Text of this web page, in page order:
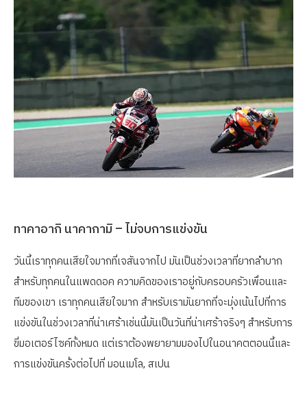
ทาคาอากิ นาคากามิ – ไม่จบการแข่งขัน
วันนี้เราทุกคนเสียใจมากที่เจสันจากไป มันเป็นช่วงเวลาที่ยากลำบาก
สำหรับทุกคนในแพดดอค ความคิดของเราอยู่กับครอบครัวเพื่อนและ
ทีมของเขา เราทุกคนเสียใจมาก สำหรับเรามันยากที่จะมุ่งเน้นไปที่การ
แข่งขันในช่วงเวลาที่น่าเศร้าเช่นนี้มันเป็นวันที่น่าเศร้าจริงๆ สำหรับการ
ขี่มอเตอร์ไซค์ทั้งหมด แต่เราต้องพยายามมองไปในอนาคตตอนนี้และ
การแข่งขันครั้งต่อไปที่ มอนเมโล, สเปน